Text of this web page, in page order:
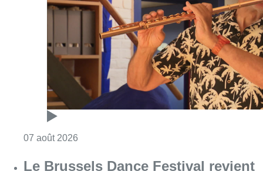
Le Brussels Dance Festival revient
du 14 au 23 août